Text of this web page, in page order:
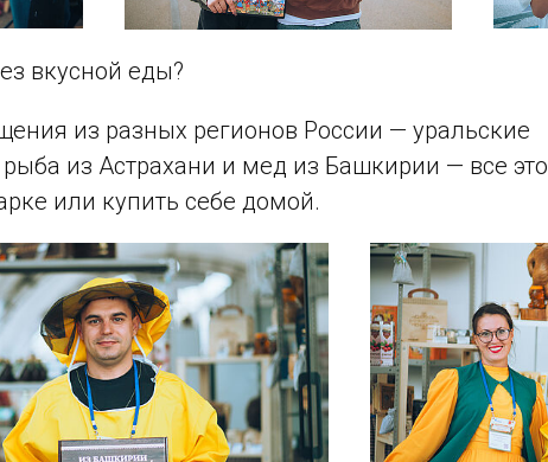
вкусной еды?
из разных регионов России — уральские
из Астрахани и мед из Башкирии — все это
или купить себе домой.